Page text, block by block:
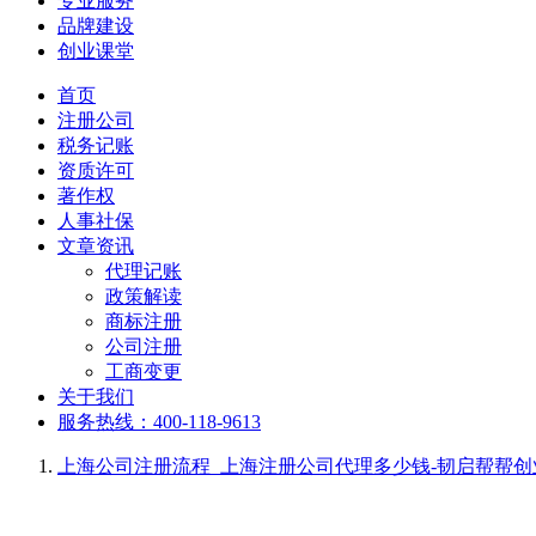
品牌建设
创业课堂
首页
注册公司
税务记账
资质许可
著作权
人事社保
文章资讯
代理记账
政策解读
商标注册
公司注册
工商变更
关于我们
服务热线：400-118-9613
上海公司注册流程_上海注册公司代理多少钱-韧启帮帮创